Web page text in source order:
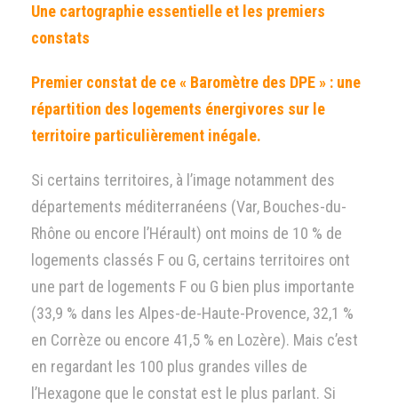
Une cartographie essentielle et les premiers
constats
Premier constat de ce « Baromètre des DPE » : une
répartition des logements énergivores sur le
territoire particulièrement inégale.
Si certains territoires, à l’image notamment des
départements méditerranéens (Var, Bouches-du-
Rhône ou encore l’Hérault) ont moins de 10 % de
logements classés F ou G, certains territoires ont
une part de logements F ou G bien plus importante
(33,9 % dans les Alpes-de-Haute-Provence, 32,1 %
en Corrèze ou encore 41,5 % en Lozère). Mais c’est
en regardant les 100 plus grandes villes de
l’Hexagone que le constat est le plus parlant. Si